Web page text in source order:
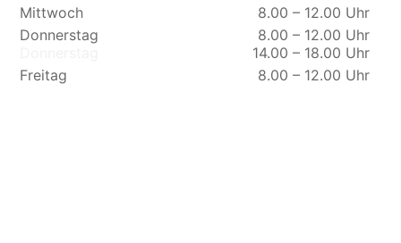
Mittwoch
Donnerstag
Freitag
8.00 – 12.00 Uhr
8.00 – 12.00 Uhr
14.00 – 18.00 Uhr
8.00 – 12.00 Uhr